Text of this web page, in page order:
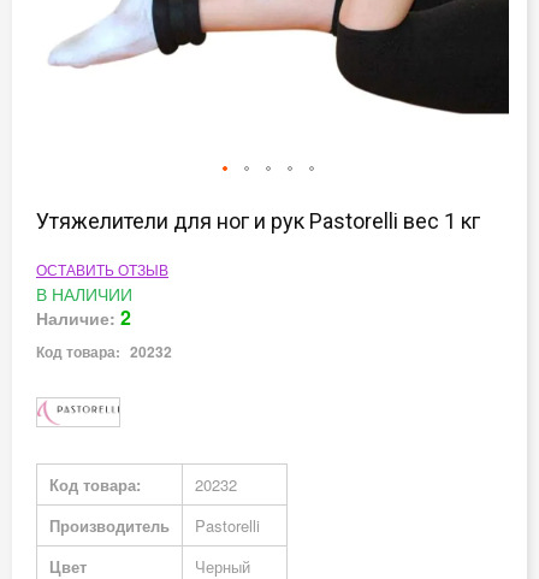
изображений
Утяжелители для ног и рук Pastorelli вес 1 кг
ОСТАВИТЬ ОТЗЫВ
В НАЛИЧИИ
Наличие: 2
Код товара: 20232
Подробная
информация
Код товара:
20232
Производитель
Pastorelli
Цвет
Черный